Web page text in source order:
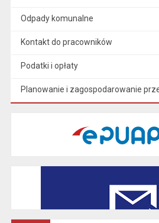
Odpady komunalne
Kontakt do pracowników
Podatki i opłaty
Planowanie i zagospodarowanie